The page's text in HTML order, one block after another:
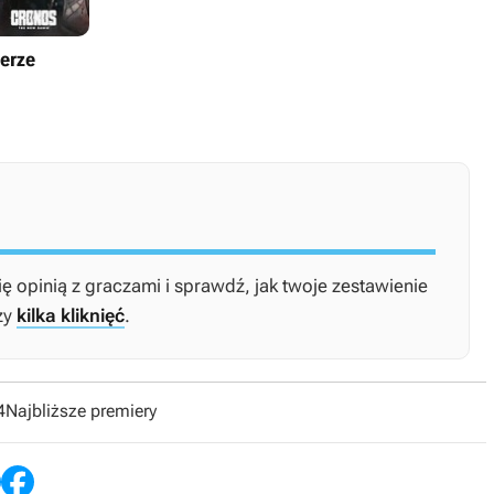
opinią z graczami i sprawdź, jak twoje zestawienie
kilka kliknięć.
Najbliższe premiery